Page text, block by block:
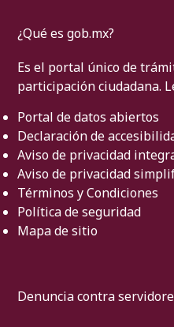
¿Qué es gob.mx?
Es el portal único de
participación ciudadana.
Portal de datos abiertos
Declaración de
Aviso de privacidad
Aviso de privacidad
Términos y Condiciones
Política de seguridad
Mapa de sitio
Denuncia contra